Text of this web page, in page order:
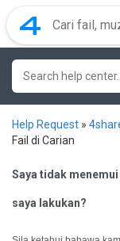
Help Request »
Fail di Carian
Saya tidak
saya lakukan?